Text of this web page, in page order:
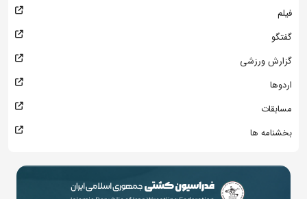
فیلم
گفتگو
گزارش ورزشی
اردوها
مسابقات
بخشنامه ها